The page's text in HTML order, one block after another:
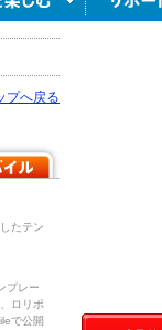
へ戻る
たテン
プレー
ロリポ
で公開